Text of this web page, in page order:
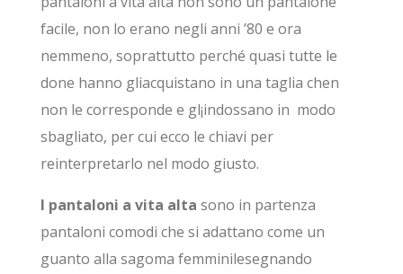
facile, non lo erano negli anni ’80 e ora
nemmeno, soprattutto perché quasi tutte le
done hanno gliacquistano in una taglia chen
non le corresponde e gl¡indossano in modo
sbagliato, per cui ecco le chiavi per
reinterpretarlo nel modo giusto.
I pantaloni a vita alta sono in partenza
pantaloni comodi che si adattano come un
guanto alla sagoma femminilesegnando